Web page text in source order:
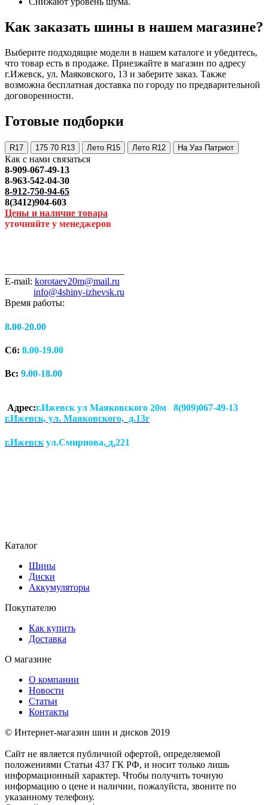
Как заказать шины в нашем магазине?
Выберите подходящие модели в нашем каталоге и убедитесь,
что товар есть в продаже. Приезжайте в магазин по адресу
г.Ижевск, ул. Маяковского, 13 и заберите заказ. Также
возможна бесплатная доставка по городу по предварительной
договоренности.
Готовые подборки
R17 175 70 R13 Лето R15 Лето R12 На Уаз Патриот
Как с нами связаться
8-909-067-49-13
8-963-542-04-30
8-912-750-94-65
8(3412)904-603
Цены и наличие товара
уточняйте у менеджеров
E-mail: korotaev20m@mail.ru
info@4shiny-izhevsk.ru
Время работы:
8.00-20.00
Сб: 8.00-19.00
Вс: 9.00-18.00
Адрес:г.Ижевск ул Маяковского 20м 8(909)067-49-13
г.Ижевск, ул. Маяковского, д.13г
г.Ижевск ул.Смирнова, д.221
Каталог
Шины
Диски
Аккумуляторы
Покупателю
Как купить
Доставка
О магазине
О компании
Новости
Статьи
Контакты
© Интернет-магазин шин и дисков 2019
Сайт не является публичной офертой, определяемой
положениями Статьи 437 ГК РФ, и носит только лишь
информационный характер. Чтобы получить точную
информацию о цене и наличии, пожалуйста, звоните по
указанному телефону.